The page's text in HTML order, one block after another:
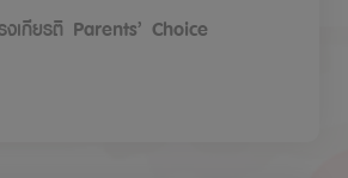
งเกียรติ Parents’ Choice